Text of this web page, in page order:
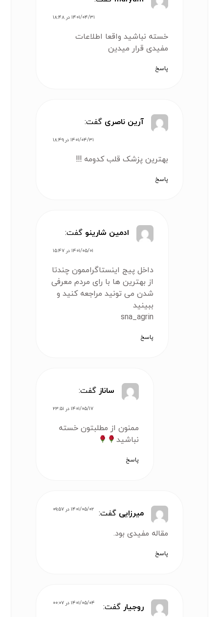
۱۴۰۱/۰۴/۳۱ در ۱۸:۴۸
خسته نباشید واقعا اطلاعات
مفیدی قرار میدین
پاسخ
آرین ناصری گفت:
۱۴۰۱/۰۴/۳۱ در ۱۸:۴۹
بهترین پزشک قلب کدومه !!!
پاسخ
ادمین شارینو گفت:
۱۴۰۱/۰۵/۰۱ در ۱۵:۴۷
داخل پیج اینستاگراممون چندتا
از بهترین ها با رای مردم معرفی
شدن می تونید مراجعه کنید و
ببینید
sna_agrin
پاسخ
ساناز گفت:
۱۴۰۱/۰۵/۱۷ در ۲۳:۵۱
ممنون از مطلبتون خسته
نباشید
پاسخ
میرزایی گفت: ۱۴۰۱/۰۵/۰۲ در ۰۹:۵۷
مقاله مفیدی بود.
پاسخ
روجیار گفت: ۱۴۰۱/۰۵/۰۴ در ۰۰:۰۷